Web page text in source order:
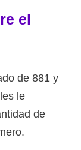
el
de 881 y
le
de